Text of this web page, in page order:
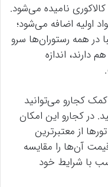
نامیده می‌شود.
اولیه اضافه می‌شود؛
در همه رستوران‌ها سرو
دارند، اندازه
کجارو می‌توانید
در کجارو این امکان
از معتبرترین
آن‌ها را مقایسه
با شرایط خود